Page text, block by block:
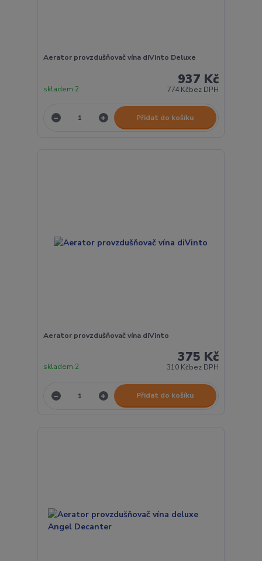
Aerator provzdušňovač vína diVinto Deluxe
937 Kč
774 Kčbez DPH
skladem 2
Přidat do košíku
Aerator provzdušňovač vína diVinto
375 Kč
310 Kčbez DPH
skladem 2
Přidat do košíku